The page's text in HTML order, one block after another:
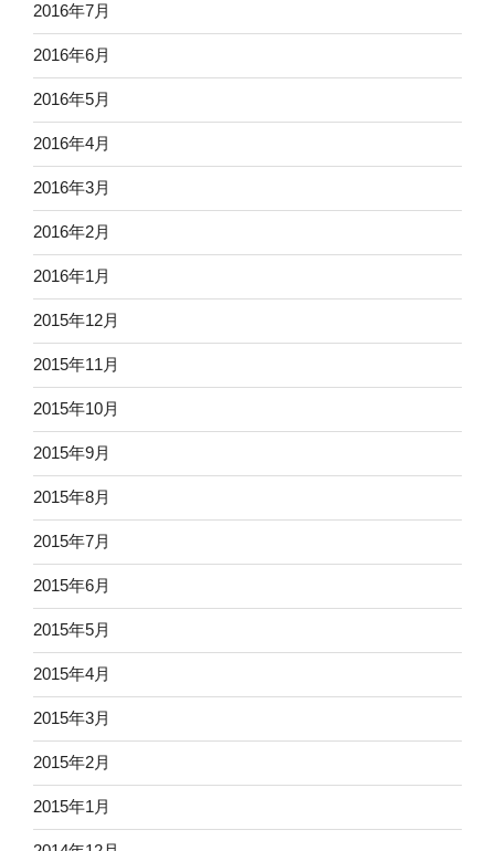
2016年7月
2016年6月
2016年5月
2016年4月
2016年3月
2016年2月
2016年1月
2015年12月
2015年11月
2015年10月
2015年9月
2015年8月
2015年7月
2015年6月
2015年5月
2015年4月
2015年3月
2015年2月
2015年1月